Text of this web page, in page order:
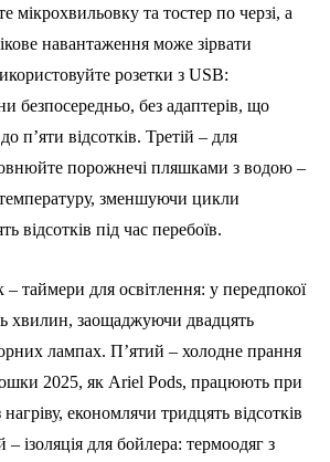
мікрохвильовку та тостер по черзі, а
навантаження може зірвати
розетки з USB:
безпосередньо, без адаптерів, що
п’яти відсотків. Третій – для
порожнечі пляшками з водою –
температуру, зменшуючи цикли
відсотків під час перебоїв.
таймери для освітлення: у передпокої
хвилин, заощаджуючи двадцять
лампах. П’ятий – холодне прання
2025, як Ariel Pods, працюють при
економлячи тридцять відсотків
ізоляція для бойлера: термоодяг з